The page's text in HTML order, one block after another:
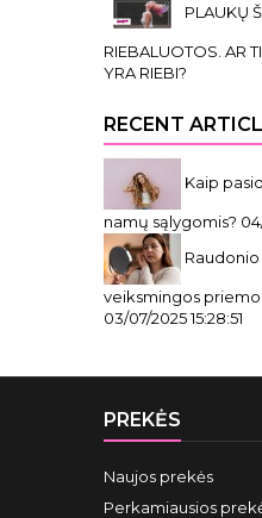
PLAUKŲ
RIEBALUOTOS. AR
YRA RIEBI?
RECENT
Kaip
namų sąlygomis?
veiksmingos
03/07/2025 15:28:51
PREKĖS
Naujos prekės
Perkamiausios